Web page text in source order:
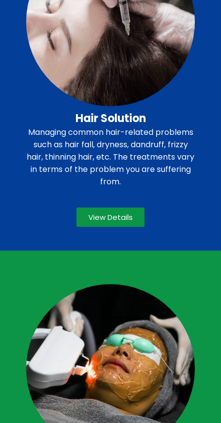
Hair Solution
Managing common hair-related problems
such as hair fall, dryness, dandruff, frizzy
hair, thinning hair, etc. The treatments vary
in terms of the problem you are suffering
from.
View Details